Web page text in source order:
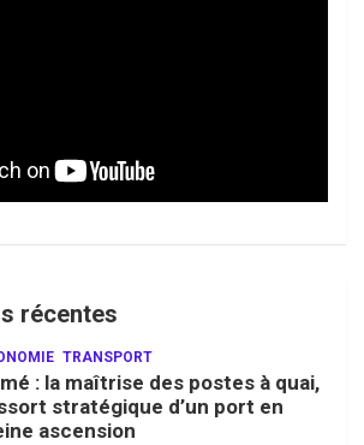
récentes
TRANSPORT
: la maîtrise des postes à quai,
stratégique d’un port en
ascension